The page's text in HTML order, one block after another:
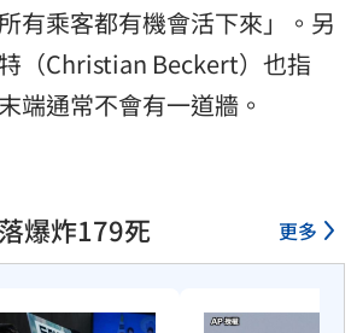
有乘客都有機會活下來」。另
（Christian Beckert）也指
端通常不會有一道牆。
爆炸179死 更多